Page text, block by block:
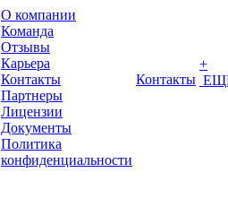
О компании
Команда
Отзывы
Карьера
Контакты
Партнеры
Лицензии
Документы
Политика
конфиденциальности
Контакты
+